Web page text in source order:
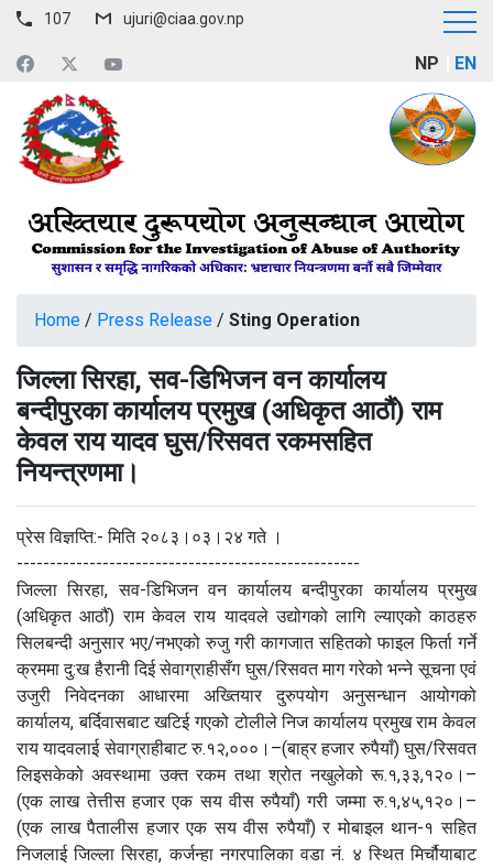
107 ujuri@ciaa.gov.np
NP EN
Home / Press Release / Sting Operation
जिल्ला सिरहा, सव-डिभिजन वन कार्यालय
बन्दीपुरका कार्यालय प्रमुख (अधिकृत आठौं) राम
केवल राय यादव घुस/रिसवत रकमसहित
नियन्त्रणमा।
प्रेस विज्ञप्ति:- मिति २०८३।०३।२४ गते ।
----------------------------------------------------
जिल्ला सिरहा, सव-डिभिजन वन कार्यालय बन्दीपुरका कार्यालय प्रमुख
(अधिकृत आठौं) राम केवल राय यादवले उद्योगको लागि ल्याएको काठहरु
सिलबन्दी अनुसार भए/नभएको रुजु गरी कागजात सहितको फाइल फिर्ता गर्ने
क्रममा दु:ख हैरानी दिई सेवाग्राहीसँग घुस/रिसवत माग गरेको भन्ने सूचना एवं
उजुरी निवेदनका आधारमा अख्तियार दुरुपयोग अनुसन्धान आयोगको
कार्यालय, बर्दिवासबाट खटिई गएको टोलीले निज कार्यालय प्रमुख राम केवल
राय यादवलाई सेवाग्राहीबाट रु.१२,०००।–(बाह्रहजार रुपैयाँ) घुस/रिसवत
लिइसकेको अवस्थामा उक्त रकम तथा श्रोत नखुलेको रू.१,३३,१२०।–
(एक लाख तेत्तीस हजार एक सय वीस रुपैयाँ) गरी जम्मा रु.१,४५,१२०।–
(एक लाख पैतालीस हजार एक सय वीस रुपैयाँ) र मोबाइल थान-१ सहित
निजलाई जिल्ला सिरहा, कर्जन्हा नगरपालिका वडा नं. ४ स्थित मिर्चौयाबाट